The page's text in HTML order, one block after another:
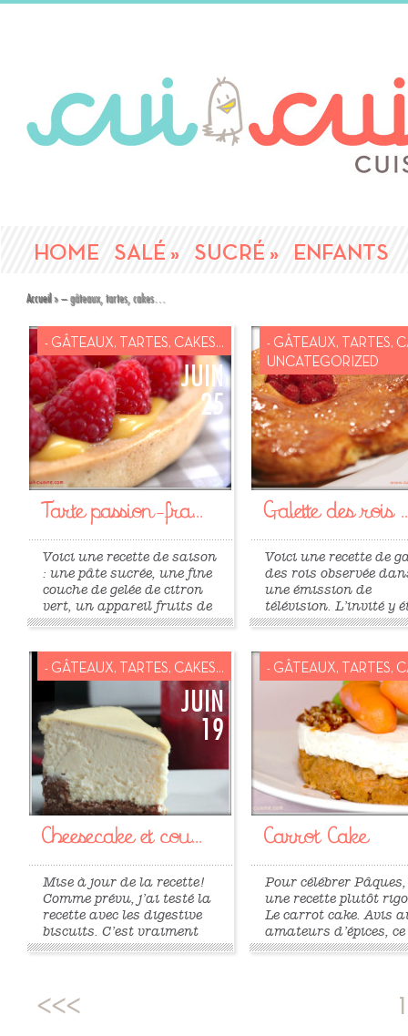
HOME SALÉ » SUCRÉ » ENFANTS
Accueil»– gâteaux, tartes, cakes…
- GÂTEAUX, TARTES, CAKES...
25
JUIN
Tarte passion-fra...
Voici une recette de saison
: une pâte sucrée, une fine
couche de gelée de citron
vert, un appareil fruits de
la passion travaillée
tout recouvert de
framboises fraîches. Pour
6 personnes Préparation
du « Passion Curd » : 5
gros oeufs 35cL de jus de
la...
» »
- GÂTEAUX, TARTES,
UNCATEGORIZED
Galette des rois
Voici une recette de
des rois observée
une émission de
télévision. L’invité y
Yann Brys, Chef
Pâtisserie pour
Il nous a livré sa
de galette des rois à
framboise et au
yuzu est un petit
agrume...
- GÂTEAUX, TARTES, CAKES...
19
JUIN
Cheesecake et cou...
Mise à jour de la recette!
Comme prévu, j’ai testé la
recette avec les digestive
biscuits. C’est vraiment
très bon. J’en ai profité
cette recette nécessite un
moule à charnière (ou à
- GÂTEAUX, TARTES,
Carrot Cake
Pour célébrer
une recette plutôt
Le carrot cake. Avis
amateurs d’épices, ce
gâteau est un petit
est recouvert d’un
façon cheesecake.
1